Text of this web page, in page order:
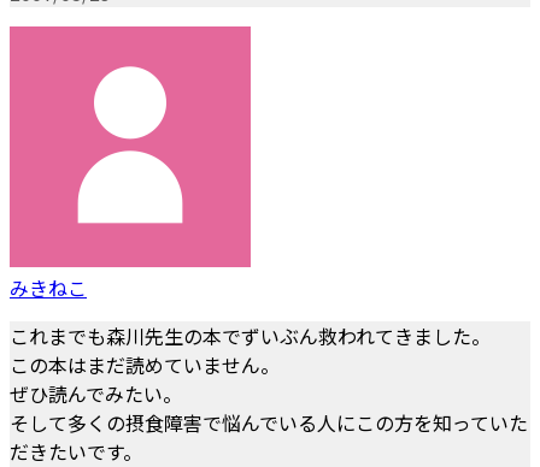
みきねこ
これまでも森川先生の本でずいぶん救われてきました。
この本はまだ読めていません。
ぜひ読んでみたい。
そして多くの摂食障害で悩んでいる人にこの方を知っていた
だきたいです。